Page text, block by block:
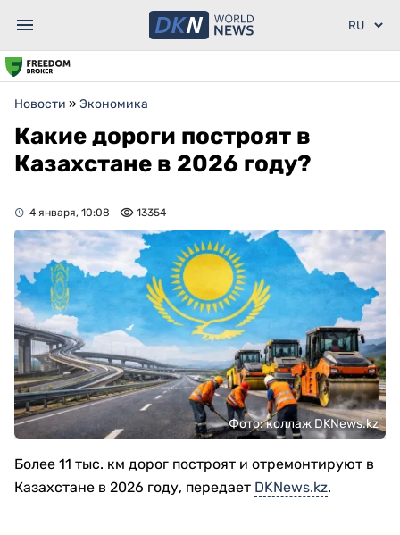
Новости » Экономика
Какие дороги построят в
Казахстане в 2026 году?
4 января, 10:08 13354
Фото: коллаж DKNews.kz
Более 11 тыс. км дорог построят и отремонтируют в
Казахстане в 2026 году, передает DKNews.kz.